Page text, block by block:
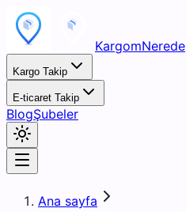
KargomNerede
Kargo Takip
E-ticaret Takip
BlogŞubeler
Ana sayfa